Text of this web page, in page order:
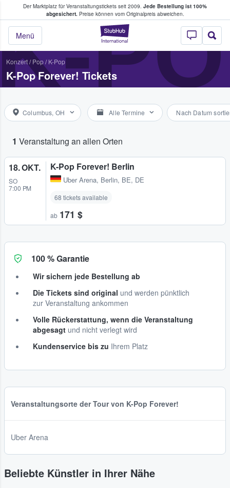
Der Marktplatz für Veranstaltungstickets seit 2009. Jede Bestellung ist 100%
abgesichert.Preise können vom Originalpreis abweichen.
StubHub - Wo
Menü
Tickets kaufen & verkaufen
Konzert/ Pop/ K-Pop
K-Pop Forever! Tickets
Columbus, OH Alle Termine Nach Datum
1 Veranstaltung an allen Orten
18. OKT.
SO
7:00 PM
K-Pop Forever! Berlin
Uber Arena, Berlin, BE, DE
68 tickets available
ab 171 $
100 % Garantie
Wir sichern jede Bestellung ab
Die Tickets sind original und werden pünktlich
zur Veranstaltung ankommen
Volle Rückerstattung, wenn die Veranstaltung
abgesagt und nicht verlegt wird
Kundenservice bis zu Ihrem Platz
Veranstaltungsorte der Tour von K-Pop Forever!
Uber Arena
Beliebte Künstler in Ihrer Nähe